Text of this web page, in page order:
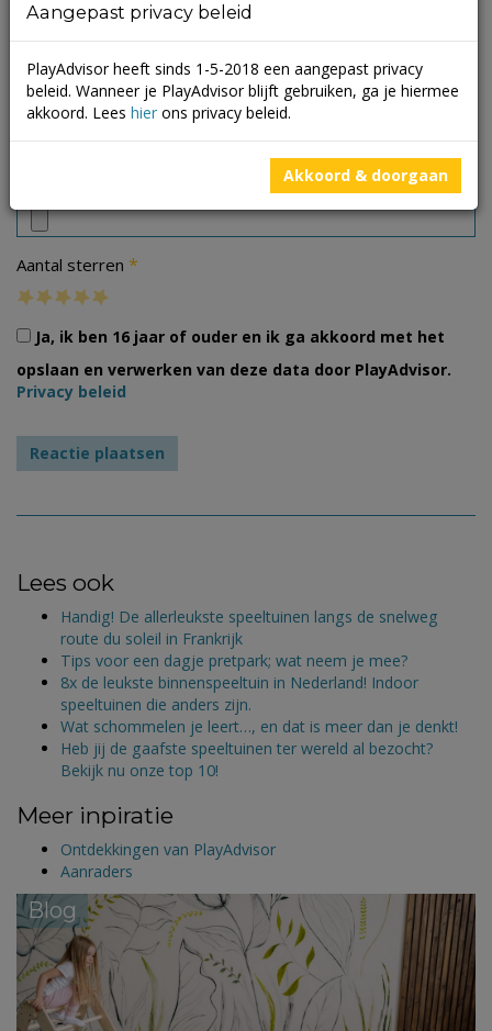
Aantal sterren *
Ja, ik ben 16 jaar of ouder en ik ga akkoord met het
opslaan en verwerken van deze data door PlayAdvisor.
Privacy beleid
Lees ook
Handig! De allerleukste speeltuinen langs de snelweg
route du soleil in Frankrijk
Tips voor een dagje pretpark; wat neem je mee?
8x de leukste binnenspeeltuin in Nederland! Indoor
speeltuinen die anders zijn.
Wat schommelen je leert…, en dat is meer dan je denkt!
Heb jij de gaafste speeltuinen ter wereld al bezocht?
Bekijk nu onze top 10!
Meer inpiratie
Ontdekkingen van PlayAdvisor
Aanraders
Blog
Aangepast privacy beleid
PlayAdvisor heeft sinds 1-5-2018 een aangepast privacy
beleid. Wanneer je PlayAdvisor blijft gebruiken, ga je hiermee
akkoord. Lees hier ons privacy beleid.
Akkoord & doorgaan